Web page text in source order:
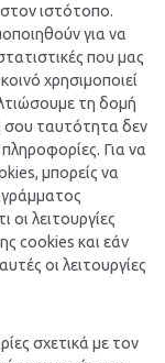
ιστότοπο.
για να
που μας
χρησιμοποιεί
τη δομή
σου ταυτότητα δεν
Για να
μπορείς να
οι λειτουργίες
cookies και εάν
οι λειτουργίες
σχετικά με τον